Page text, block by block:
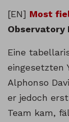
[EN] Most
Observatory
Eine
eingesetzten
Alphonso
er jedoch
Team kam,